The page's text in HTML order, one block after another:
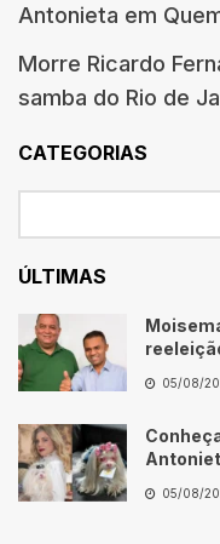
Antonieta em
Morre Ricardo
samba do Rio de
CATEGORIAS
ÚLTIMAS
05/08/
05/08/